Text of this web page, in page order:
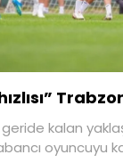
kalan
oyuncuyu